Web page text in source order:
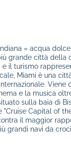
« acqua
grande città della
il turismo
Miami è una
e la musica
sulla baia di
"Cruise Capital of
il maggior
grandi navi da